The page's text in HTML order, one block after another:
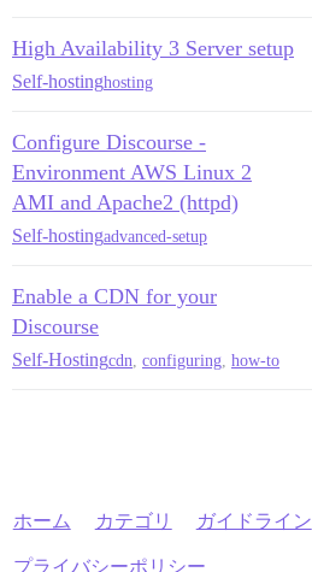
High Availability 3 Server setup
Self-hostinghosting
Configure Discourse -
Environment AWS Linux 2
AMI and Apache2 (httpd)
Self-hostingadvanced-setup
Enable a CDN for your
Discourse
Self-Hostingcdn configuring how-to
ホーム カテゴリ ガイドライン
プライバシーポリシー